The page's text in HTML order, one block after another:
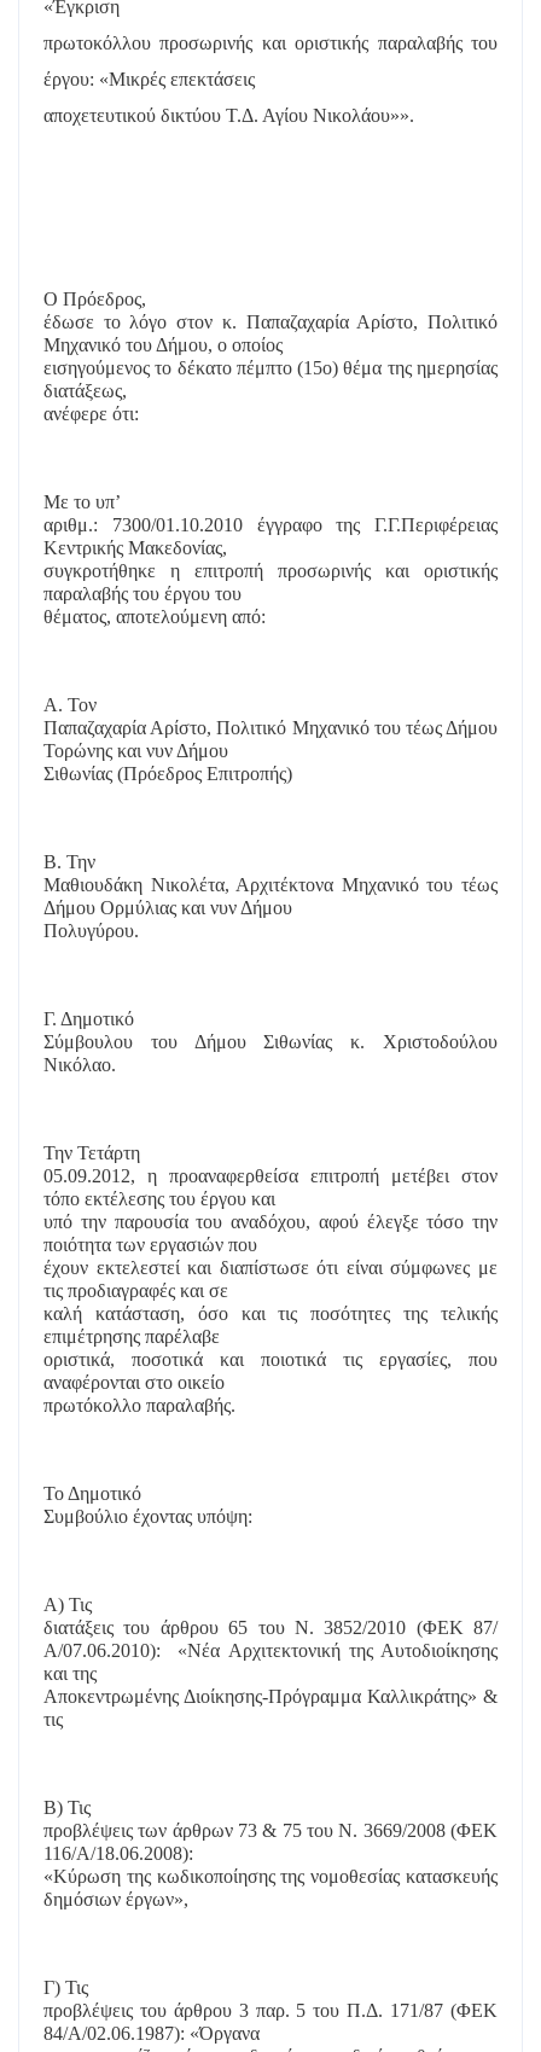
«Έγκριση
πρωτοκόλλου προσωρινής και οριστικής παραλαβής του
έργου: «Μικρές επεκτάσεις
αποχετευτικού δικτύου Τ.Δ. Αγίου Νικολάου»».
Ο Πρόεδρος,
έδωσε το λόγο στον κ. Παπαζαχαρία Αρίστο, Πολιτικό
Μηχανικό του Δήμου, ο οποίος
εισηγούμενος το δέκατο πέμπτο (15o) θέμα της ημερησίας
διατάξεως,
ανέφερε ότι:
Με το υπ’
αριθμ.: 7300/01.10.2010 έγγραφο της Γ.Γ.Περιφέρειας
Κεντρικής Μακεδονίας,
συγκροτήθηκε η επιτροπή προσωρινής και οριστικής
παραλαβής του έργου του
θέματος, αποτελούμενη από:
Α. Τον
Παπαζαχαρία Αρίστο, Πολιτικό Μηχανικό του τέως Δήμου
Τορώνης και νυν Δήμου
Σιθωνίας (Πρόεδρος Επιτροπής)
Β. Την
Μαθιουδάκη Νικολέτα, Αρχιτέκτονα Μηχανικό του τέως
Δήμου Ορμύλιας και νυν Δήμου
Πολυγύρου.
Γ. Δημοτικό
Σύμβουλου του Δήμου Σιθωνίας κ. Χριστοδούλου
Νικόλαο.
Την Τετάρτη
05.09.2012, η προαναφερθείσα επιτροπή μετέβει στον
τόπο εκτέλεσης του έργου και
υπό την παρουσία του αναδόχου, αφού έλεγξε τόσο την
ποιότητα των εργασιών που
έχουν εκτελεστεί και διαπίστωσε ότι είναι σύμφωνες με
τις προδιαγραφές και σε
καλή κατάσταση, όσο και τις ποσότητες της τελικής
επιμέτρησης παρέλαβε
οριστικά, ποσοτικά και ποιοτικά τις εργασίες, που
αναφέρονται στο οικείο
πρωτόκολλο παραλαβής.
Το Δημοτικό
Συμβούλιο έχοντας υπόψη:
Α) Τις
διατάξεις του άρθρου 65 του Ν. 3852/2010 (ΦΕΚ 87/
Α/07.06.2010):
«Νέα Αρχιτεκτονική της Αυτοδιοίκησης
και της
Αποκεντρωμένης Διοίκησης-Πρόγραμμα Καλλικράτης» &
τις
Β) Τις
προβλέψεις των άρθρων 73 & 75 του Ν. 3669/2008 (ΦΕΚ
116/Α/18.06.2008):
«Κύρωση της κωδικοποίησης της νομοθεσίας κατασκευής
δημόσιων έργων»,
Γ) Τις
προβλέψεις του άρθρου 3 παρ. 5 του Π.Δ. 171/87 (ΦΕΚ
84/Α/02.06.1987): «Όργανα